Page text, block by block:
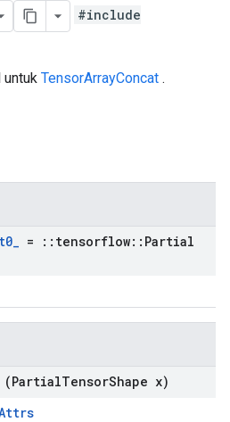
#include
TensorArrayConcat .
_ = :: tensorflow:: Partial
(PartialTensorShape x)